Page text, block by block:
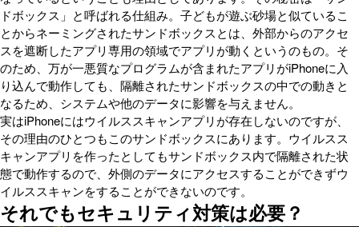
ドボックス」と呼ばれる仕組み。子どもが遊ぶ砂場と似ているこ
とからネーミングされたサンドボックスとは、外部からのアクセ
スを遮断したアプリ専用の領域でアプリが動くというのもの。そ
のため、万が一悪質なプログラムが含まれたアプリがiPhoneに入
り込んで動作しても、隔離されたサンドボックスの中での動きと
なるため、システムや他のデータに影響を与えません。
実はiPhoneにはウイルススキャンアプリが存在しないのですが、
その理由のひとつもこのサンドボックスにあります。ウイルスス
キャンアプリを作ったとしてもサンドボックス内で隔離された状
態で動作するので、外側のデータにアクセスすることができずウ
イルススキャンをすることができないのです。
それでもセキュリティ対策は必要？